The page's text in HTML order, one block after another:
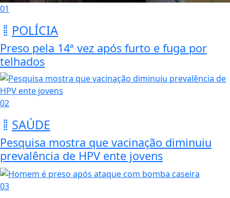
01
POLÍCIA
Preso pela 14ª vez após furto e fuga por
telhados
02
SAÚDE
Pesquisa mostra que vacinação diminuiu
prevalência de HPV ente jovens
03